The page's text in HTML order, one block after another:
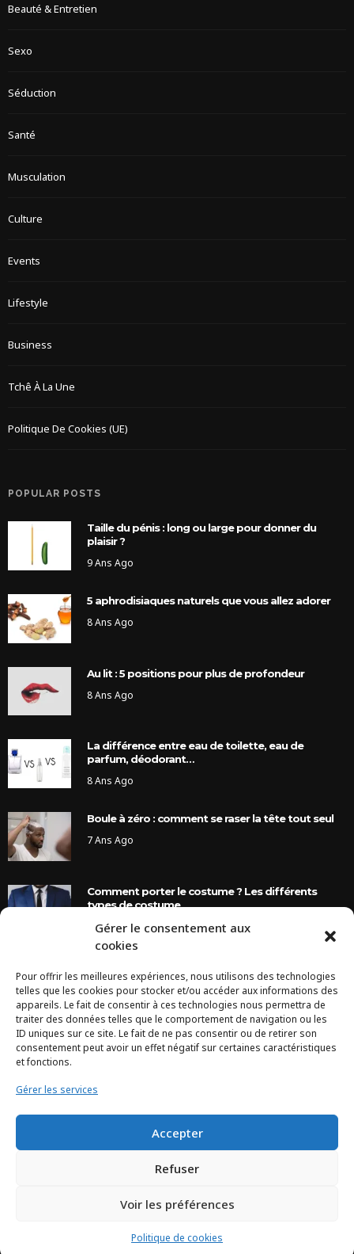
Gérer le consentement aux
cookies
Pour offrir les meilleures expériences, nous utilisons des technologies
telles que les cookies pour stocker et/ou accéder aux informations des
appareils. Le fait de consentir à ces technologies nous permettra de
traiter des données telles que le comportement de navigation ou les
ID uniques sur ce site. Le fait de ne pas consentir ou de retirer son
consentement peut avoir un effet négatif sur certaines caractéristiques
et fonctions.
Gérer les services
Accepter
Refuser
Voir les préférences
Politique de cookies
Beauté & Entretien
Sexo
Séduction
Santé
Musculation
Culture
Events
Lifestyle
Business
Tchê À La Une
Politique De Cookies (UE)
POPULAR POSTS
Taille du pénis : long ou large pour donner du
plaisir ?
9 Ans Ago
5 aphrodisiaques naturels que vous allez adorer
8 Ans Ago
Au lit : 5 positions pour plus de profondeur
8 Ans Ago
La différence entre eau de toilette, eau de
parfum, déodorant…
8 Ans Ago
Boule à zéro : comment se raser la tête tout seul
7 Ans Ago
Comment porter le costume ? Les différents
types de costume
8 Ans Ago
INSTAGRAM
Configuration error or no pictures...
TCHEYA © 2017 – www.tcheya.com | All rights reserved